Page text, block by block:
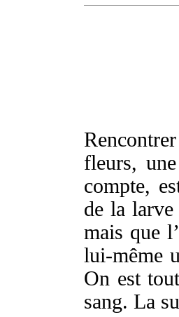
Rencontrer
fleurs, une
compte,
de la larve
mais que l’
lui-même
On est
sang. La